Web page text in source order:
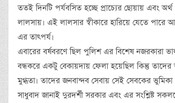
ততই দিনটি পর্যবসিত হচ্ছে প্রাচ্যের ছোয়ায় এবং অর্থ
লালসায়। এই লালসার স্বীকারে হারিয়ে যেতে পারে
এর তাৎপর্য।
এবারের বর্ষবরণে ছিল পুলিশ এর বিশেষ নজরকারা
বন্ধকরে একটু বেকায়দায় ফেলা হয়েছিল কিন্তু
মুগ্ধতা। তাদের জনবান্দব সেবায় সেই সেবকের
সাধুবাদ জানাই দুরদর্শী সরকার এবং এর সংশ্লিষ্ট